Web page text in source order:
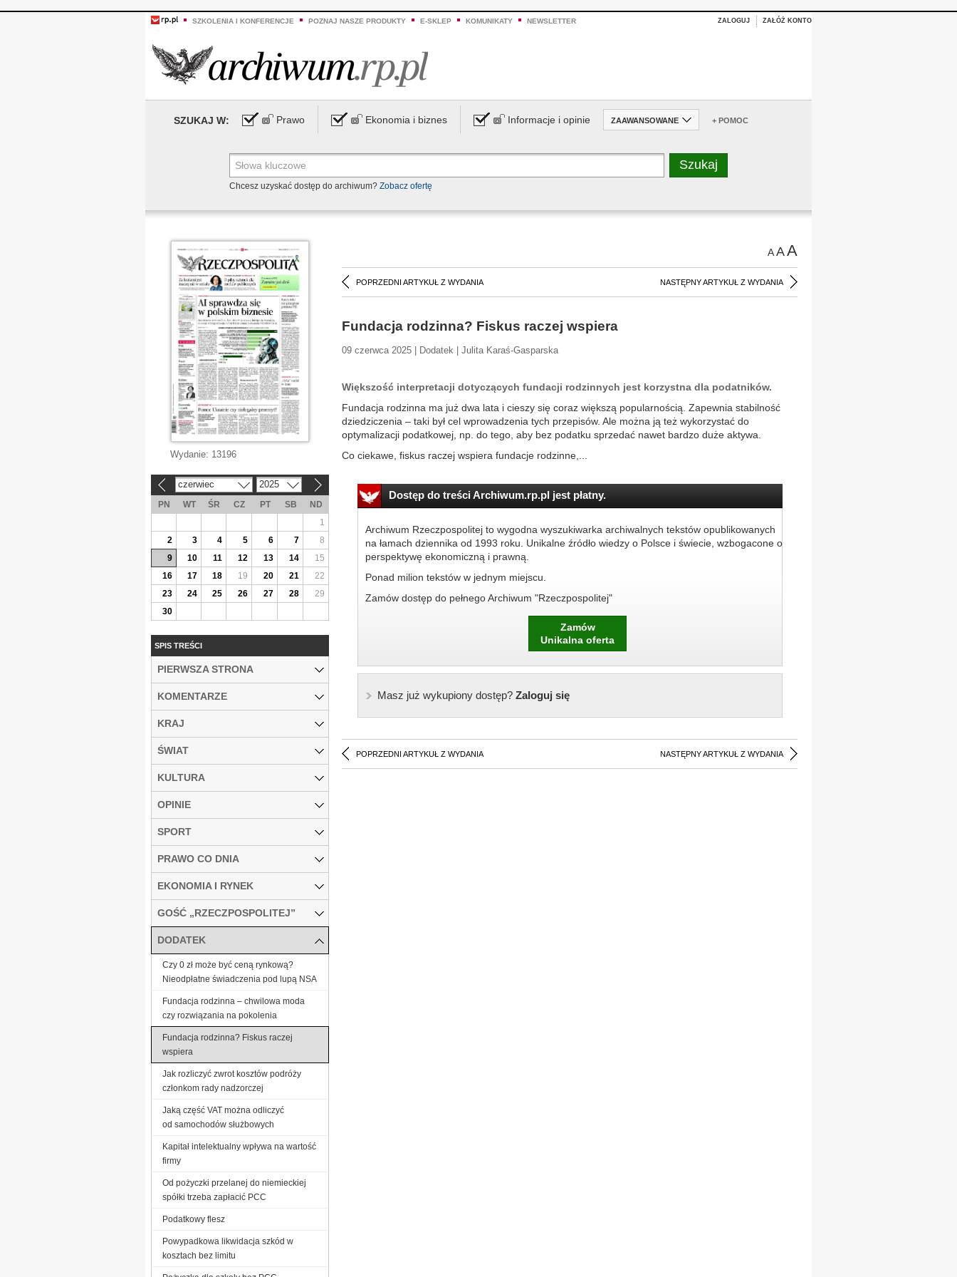
SZKOLENIA I KONFERENCJE POZNAJ NASZE PRODUKTY E-SKLEP KOMUNIKATY NEWSLETTER ZALOGUJ ZAŁÓŻ KONTO
SZUKAJ W: Prawo Ekonomia i biznes Informacje i opinie ZAAWANSOWANE + POMOC
Chcesz uzyskać dostęp do archiwum? Zobacz ofertę
AAA
POPRZEDNI ARTYKUŁ Z WYDANIA NASTĘPNY ARTYKUŁ Z WYDANIA
Fundacja rodzinna? Fiskus raczej wspiera
09 czerwca 2025 | Dodatek | Julita Karaś-Gasparska
Większość interpretacji dotyczących fundacji rodzinnych jest korzystna dla podatników.
Fundacja rodzinna ma już dwa lata i cieszy się coraz większą popularnością. Zapewnia stabilność
dziedziczenia – taki był cel wprowadzenia tych przepisów. Ale można ją też wykorzystać do
optymalizacji podatkowej, np. do tego, aby bez podatku sprzedać nawet bardzo duże aktywa.
Co ciekawe, fiskus raczej wspiera fundacje rodzinne,...
Dostęp do treści Archiwum.rp.pl jest płatny.
Archiwum Rzeczpospolitej to wygodna wyszukiwarka archiwalnych tekstów opublikowanych
na łamach dziennika od 1993 roku. Unikalne źródło wiedzy o Polsce i świecie, wzbogacone o
perspektywę ekonomiczną i prawną.
Ponad milion tekstów w jednym miejscu.
Zamów dostęp do pełnego Archiwum "Rzeczpospolitej"
Zamów
Unikalna oferta
Masz już wykupiony dostęp?Zaloguj się
POPRZEDNI ARTYKUŁ Z WYDANIA NASTĘPNY ARTYKUŁ Z WYDANIA
Wydanie: 13196
czerwiec 2025
PN WT ŚR CZ PT SB
ND
1
2
3 4 5 6 7
8
9
10 11 12 13 14
15
16
17 18 19 20 21
22
23
24 25 26 27 28
29
30
SPIS TREŚCI
PIERWSZA STRONA
KOMENTARZE
KRAJ
ŚWIAT
KULTURA
OPINIE
SPORT
PRAWO CO DNIA
EKONOMIA I RYNEK
GOŚĆ „RZECZPOSPOLITEJ”
DODATEK
Czy 0 zł może być ceną rynkową?
Nieodpłatne świadczenia pod lupą NSA
Fundacja rodzinna – chwilowa moda
czy rozwiązania na pokolenia
Fundacja rodzinna? Fiskus raczej
wspiera
Jak rozliczyć zwrot kosztów podróży
członkom rady nadzorczej
Jaką część VAT można odliczyć
od samochodów służbowych
Kapitał intelektualny wpływa na wartość
firmy
Od pożyczki przelanej do niemieckiej
spółki trzeba zapłacić PCC
Podatkowy flesz
Powypadkowa likwidacja szkód w
kosztach bez limitu